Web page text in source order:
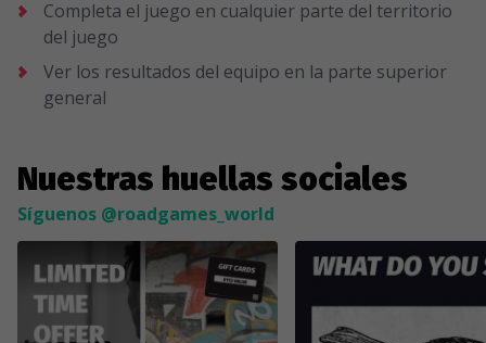
Completa el juego en cualquier parte del territorio
del juego
Ver los resultados del equipo en la parte superior
general
Nuestras huellas sociales
Síguenos @roadgames_world